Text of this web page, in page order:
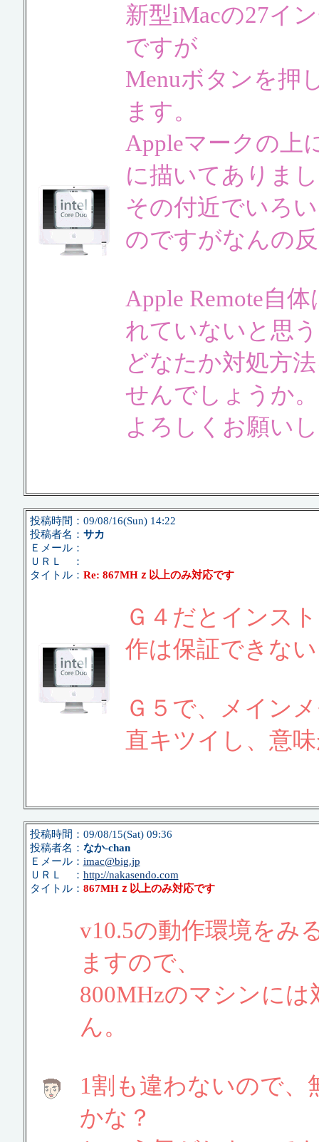
新型iMacの27イ
ですが
Menuボタンを押
ます。
Appleマークの上
に描いてありま
その付近でいろ
のですがなんの
Apple Remote自
れていないと思
どなたか対処方
せんでしょうか。
よろしくお願い
投稿時間：09/08/16(Sun) 14:22
投稿者名： サカ
Ｅメール：
ＵＲＬ ：
タイトル： Re: 867MHｚ以上のみ対応です
Ｇ４だとインス
作は保証できな
Ｇ５で、メイン
直キツイし、意
投稿時間：09/08/15(Sat) 09:36
投稿者名： なか-chan
Ｅメール： imac@big.jp
ＵＲＬ ： http://nakasendo.com
タイトル： 867MHｚ以上のみ対応です
v10.5の動作環境をみ
ますので、
800MHzのマシンに
ん。
1割も違わないので
かな？